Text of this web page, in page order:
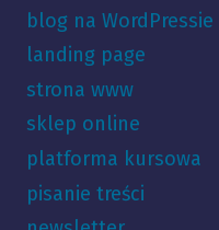
blog na WordPressie
landing page
strona www
sklep online
platforma kursowa
pisanie treści